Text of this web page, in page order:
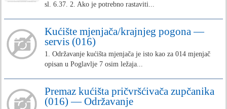
sl. 6.37. 2. Ako je potrebno rastaviti...
Kućište mjenjača/krajnjeg pogona —
servis (016)
1. Održavanje kućišta mjenjača je isto kao za 014 mjenjač
opisan u Poglavlje 7 osim ležaja...
Premaz kućišta pričvršćivača zupčanika
(016) — Održavanje